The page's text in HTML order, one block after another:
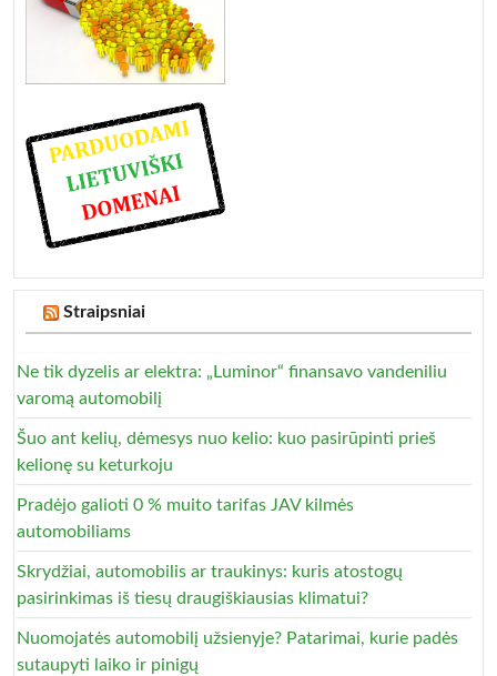
Straipsniai
Ne tik dyzelis ar elektra: „Luminor“ finansavo vandeniliu
varomą automobilį
Šuo ant kelių, dėmesys nuo kelio: kuo pasirūpinti prieš
kelionę su keturkoju
Pradėjo galioti 0 % muito tarifas JAV kilmės
automobiliams
Skrydžiai, automobilis ar traukinys: kuris atostogų
pasirinkimas iš tiesų draugiškiausias klimatui?
Nuomojatės automobilį užsienyje? Patarimai, kurie padės
sutaupyti laiko ir pinigų